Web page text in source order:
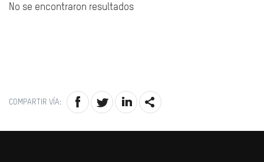
No se encontraron resultados
COMPARTIR VÍA: